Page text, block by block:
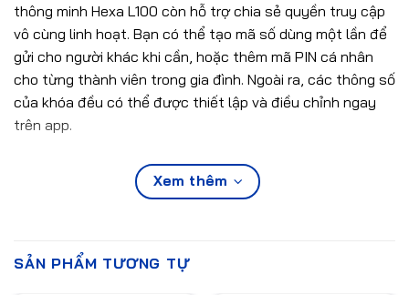
thông minh Hexa L100 còn hỗ trợ chia sẻ quyền truy cập
vô cùng linh hoạt. Bạn có thể tạo mã số dùng một lần để
gửi cho người khác khi cần, hoặc thêm mã PIN cá nhân
cho từng thành viên trong gia đình. Ngoài ra, các thông số
của khóa đều có thể được thiết lập và điều chỉnh ngay
trên app.
Xem thêm
SẢN PHẨM TƯƠNG TỰ